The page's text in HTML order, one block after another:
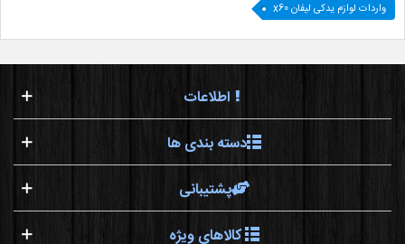
واردات لوازم یدکی لیفان x60
اطلاعات
دسته بندی ها
پشتیبانی
کالاهای ویژه